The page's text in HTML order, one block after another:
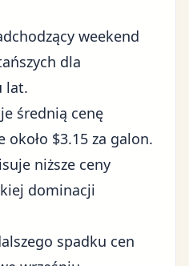
weekend
dla
lat.
średnią cenę
około $3.15 za galon.
niższe ceny
dominacji
spadku cen